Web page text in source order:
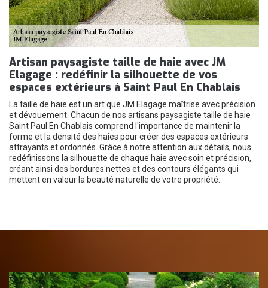
Artisan paysagiste taille de haie avec JM
Elagage : redéfinir la silhouette de vos
espaces extérieurs à Saint Paul En Chablais
La taille de haie est un art que JM Elagage maîtrise avec précision
et dévouement. Chacun de nos artisans paysagiste taille de haie
Saint Paul En Chablais comprend l'importance de maintenir la
forme et la densité des haies pour créer des espaces extérieurs
attrayants et ordonnés. Grâce à notre attention aux détails, nous
redéfinissons la silhouette de chaque haie avec soin et précision,
créant ainsi des bordures nettes et des contours élégants qui
mettent en valeur la beauté naturelle de votre propriété.